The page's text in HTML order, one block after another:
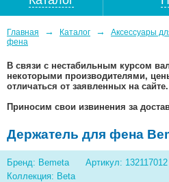
Главная → Каталог → Аксессуары
фена
В связи с нестабильным курсом
некоторыми производителями,
отличаться от заявленных на сайте.
Приносим свои извинения за
Держатель для фена
Бренд: Bemeta Артикул: 132117012
Коллекция: Beta